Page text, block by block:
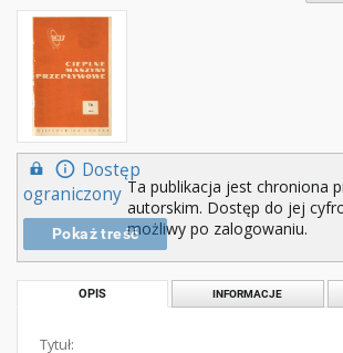
Dostęp
ograniczony
Pokaż treść
Ta publikacja jest chroniona
autorskim. Dostęp do jej
możliwy po zalogowaniu.
OPIS INFORMACJE
Tytuł: